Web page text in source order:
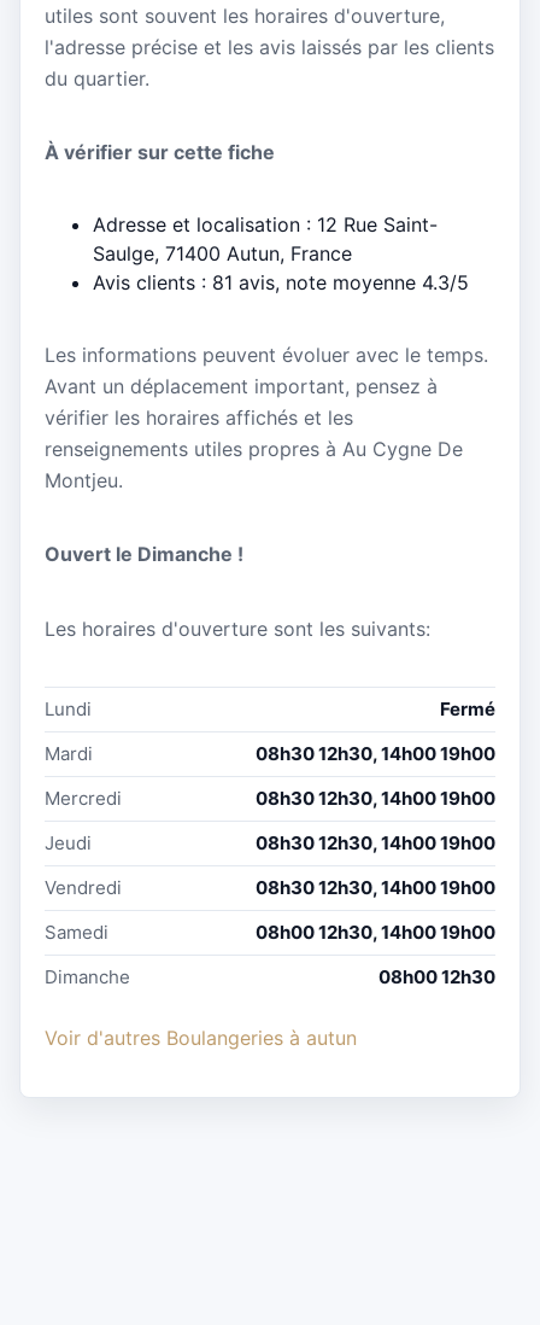
utiles sont souvent les horaires d'ouverture,
l'adresse précise et les avis laissés par les clients
du quartier.
À vérifier sur cette fiche
Adresse et localisation : 12 Rue Saint-
Saulge, 71400 Autun, France
Avis clients : 81 avis, note moyenne 4.3/5
Les informations peuvent évoluer avec le temps.
Avant un déplacement important, pensez à
vérifier les horaires affichés et les
renseignements utiles propres à Au Cygne De
Montjeu.
Ouvert le Dimanche !
Les horaires d'ouverture sont les suivants:
Lundi
Fermé
Mardi
08h30 12h30, 14h00 19h00
Mercredi
08h30 12h30, 14h00 19h00
Jeudi
08h30 12h30, 14h00 19h00
Vendredi
08h30 12h30, 14h00 19h00
Samedi
08h00 12h30, 14h00 19h00
Dimanche
08h00 12h30
Voir d'autres Boulangeries à autun